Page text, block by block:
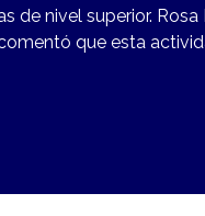
de nivel superior.
que esta